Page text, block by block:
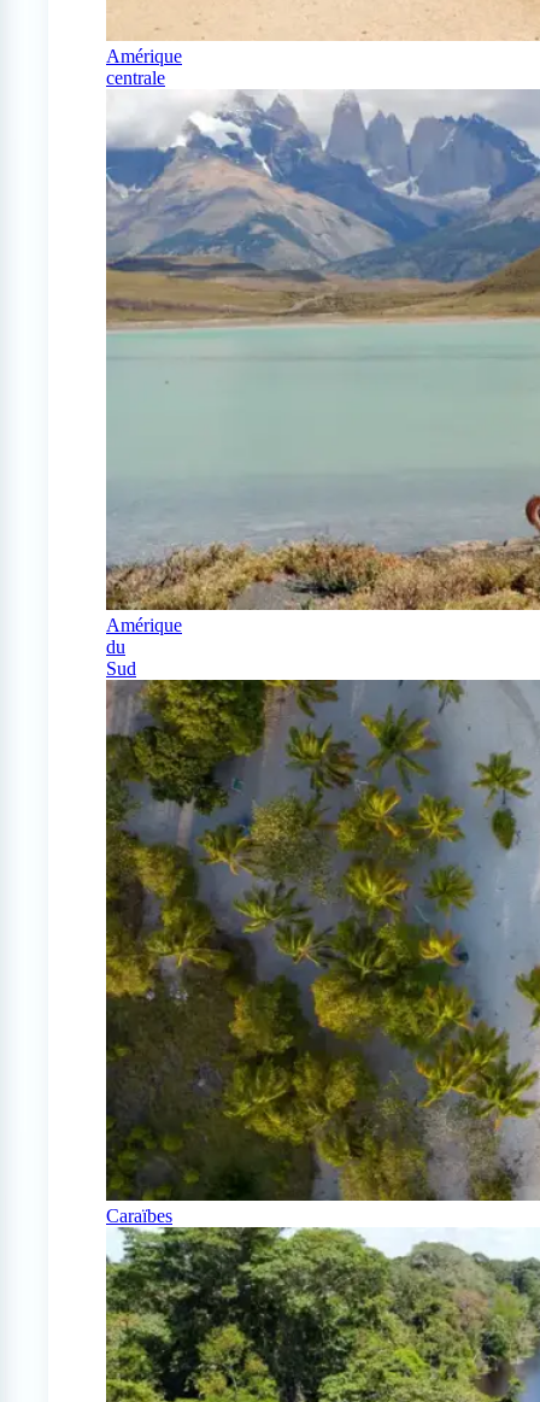
Amérique
centrale
Amérique
du
Sud
Caraïbes